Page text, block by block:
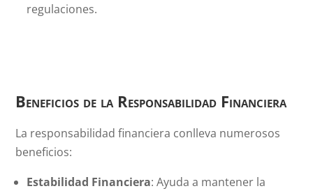
regulaciones.
Beneficios de la Responsabilidad Financiera
La responsabilidad financiera conlleva numerosos
beneficios:
Estabilidad Financiera: Ayuda a mantener la